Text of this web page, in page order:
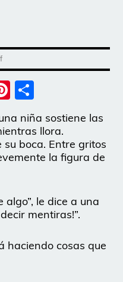
Pinterest
niña sostiene las
llora.
boca. Entre gritos
la figura de
le dice a una
mentiras!”.
haciendo cosas que